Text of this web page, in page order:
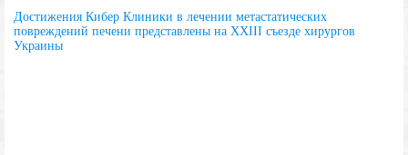
Достижения Кибер Клиники в лечении метастатических
повреждений печени представлены на XXIII съезде хирургов
Украины